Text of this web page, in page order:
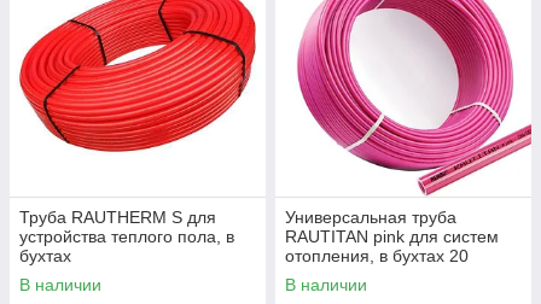
Труба RAUTHERM S для
устройства теплого пола, в
бухтах
В наличии
Универсальная труба
RAUTITAN pink для систем
отопления, в бухтах 20
В наличии